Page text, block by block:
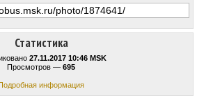
Статистика
27.11.2017 10:46 MSK
Просмотров — 695
информация